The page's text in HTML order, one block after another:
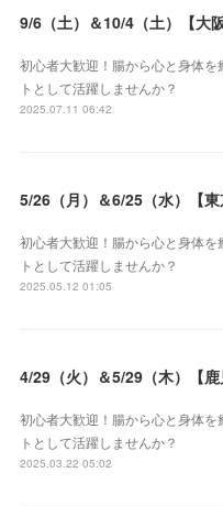
初心者大歓迎！腸から心と身体
トとして活躍しませんか？
2025.07.11 06:42
初心者大歓迎！腸から心と身体
トとして活躍しませんか？
2025.05.12 01:05
初心者大歓迎！腸から心と身体
トとして活躍しませんか？
2025.03.22 05:02